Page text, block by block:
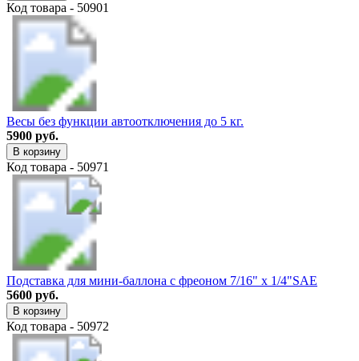
Код товара - 50901
Весы без функции автоотключения до 5 кг.
5900 руб.
В корзину
Код товара - 50971
Подставка для мини-баллона с фреоном 7/16" х 1/4"SAE
5600 руб.
В корзину
Код товара - 50972